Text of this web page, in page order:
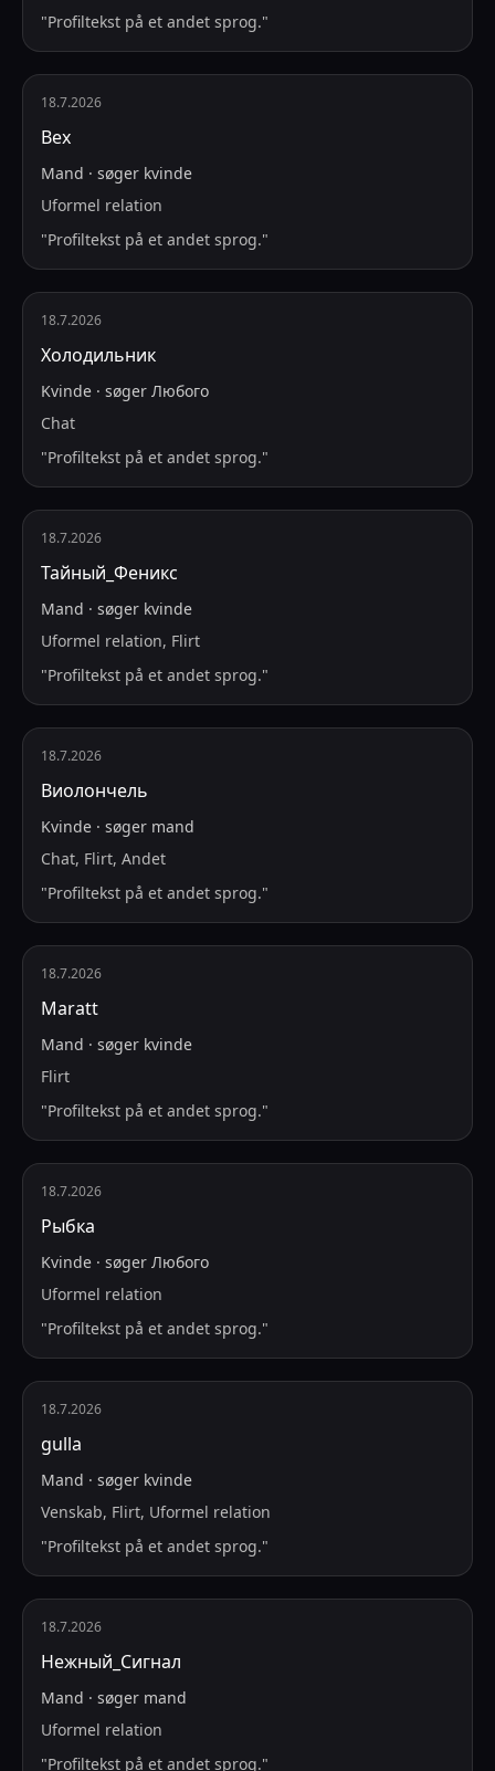
"Profiltekst på et andet sprog."
18.7.2026
Bex
Mand · søger kvinde
Uformel relation
"Profiltekst på et andet sprog."
18.7.2026
Холодильник
Kvinde · søger Любого
Chat
"Profiltekst på et andet sprog."
18.7.2026
Тайный_Феникс
Mand · søger kvinde
Uformel relation, Flirt
"Profiltekst på et andet sprog."
18.7.2026
Виолончель
Kvinde · søger mand
Chat, Flirt, Andet
"Profiltekst på et andet sprog."
18.7.2026
Maratt
Mand · søger kvinde
Flirt
"Profiltekst på et andet sprog."
18.7.2026
Рыбка
Kvinde · søger Любого
Uformel relation
"Profiltekst på et andet sprog."
18.7.2026
gulla
Mand · søger kvinde
Venskab, Flirt, Uformel relation
"Profiltekst på et andet sprog."
18.7.2026
Нежный_Сигнал
Mand · søger mand
Uformel relation
"Profiltekst på et andet sprog."